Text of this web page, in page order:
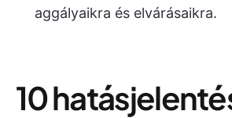
aggályaikra és elvárásaikra.
10